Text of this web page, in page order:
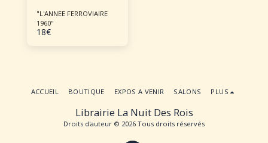
"L'ANNEE FERROVIAIRE
1960"
18€
Librairie La Nuit Des Rois
Droits d'auteur © 2026 Tous droits réservés
ACCUEIL BOUTIQUE EXPOS A VENIR SALONS PLUS